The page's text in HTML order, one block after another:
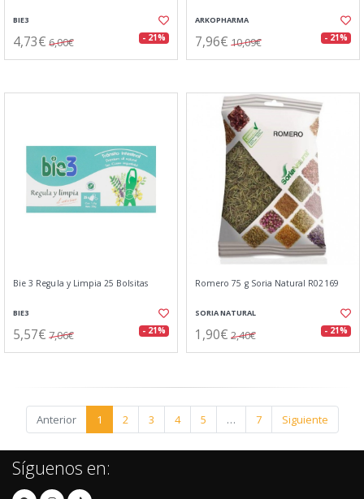
BIE3
4,73€ 6,00€ - 21%
ARKOPHARMA
7,96€ 10,09€ - 21%
Bie 3 Regula y Limpia 25 Bolsitas
BIE3
5,57€ 7,06€ - 21%
Romero 75 g Soria Natural R02169
SORIA NATURAL
1,90€ 2,40€ - 21%
Anterior 1 2 3 4 5 … 7 Siguiente
Síguenos en: